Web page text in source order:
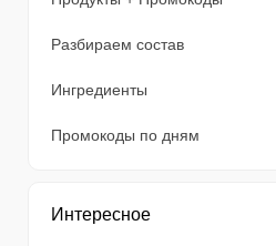
Разбираем состав
Ингредиенты
Промокоды по дням
Интересное